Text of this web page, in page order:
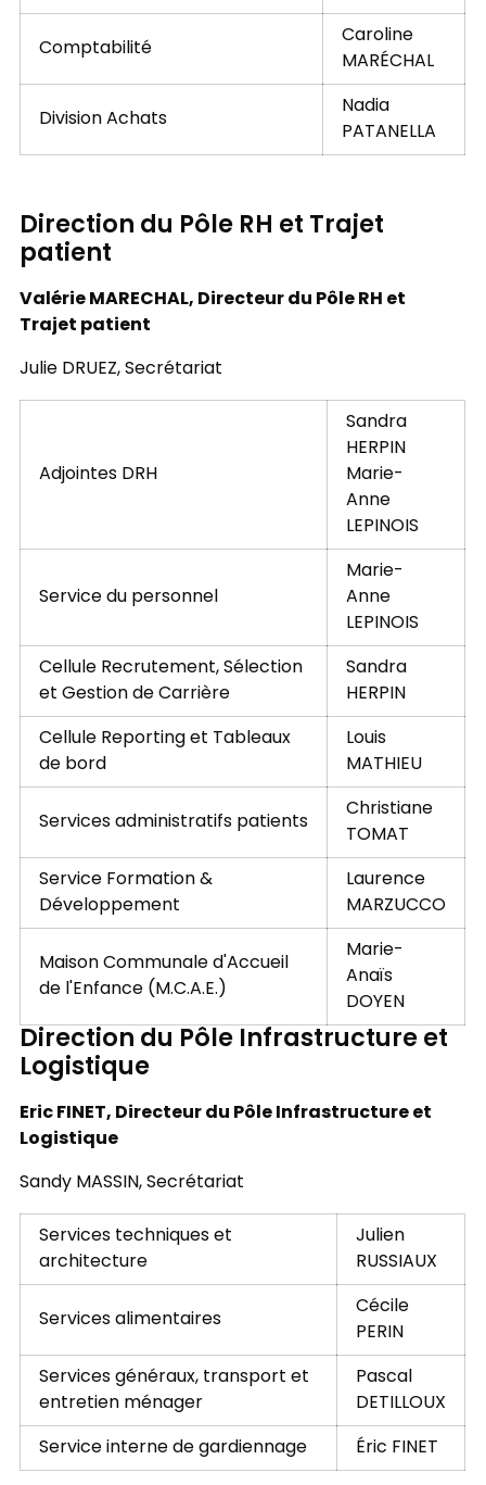
Comptabilité
Caroline
MARÉCHAL
Division Achats
Nadia
PATANELLA
Direction du Pôle RH et Trajet
patient
Valérie MARECHAL, Directeur du Pôle RH et
Trajet patient
Julie DRUEZ, Secrétariat
Adjointes DRH
Sandra
HERPIN
Marie-
Anne
LEPINOIS
Service du personnel
Marie-
Anne
LEPINOIS
Cellule Recrutement, Sélection
et Gestion de Carrière
Sandra
HERPIN
Cellule Reporting et Tableaux
de bord
Louis
MATHIEU
Services administratifs patients
Christiane
TOMAT
Service Formation &
Développement
Laurence
MARZUCCO
Maison Communale d'Accueil
de l'Enfance (M.C.A.E.)
Marie-
Anaïs
DOYEN
Direction du Pôle Infrastructure et
Logistique
Eric FINET, Directeur du Pôle Infrastructure et
Logistique
Sandy MASSIN, Secrétariat
Services techniques et
architecture
Julien
RUSSIAUX
Services alimentaires
Cécile
PERIN
Services généraux, transport et
entretien ménager
Pascal
DETILLOUX
Service interne de gardiennage
Éric FINET